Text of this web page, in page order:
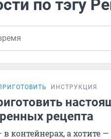
по тэгу
ИНСТРУКЦИЯ
рецепта
контейнерах, а хотите —